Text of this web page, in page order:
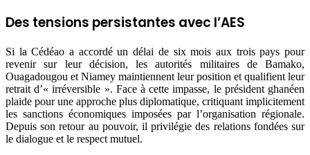
Des tensions persistantes avec l’AES
Si la Cédéao a accordé un délai de six mois aux trois pays pour
revenir sur leur décision, les autorités militaires de Bamako,
Ouagadougou et Niamey maintiennent leur position et qualifient leur
retrait d’« irréversible ». Face à cette impasse, le président ghanéen
plaide pour une approche plus diplomatique, critiquant implicitement
les sanctions économiques imposées par l’organisation régionale.
Depuis son retour au pouvoir, il privilégie des relations fondées sur
le dialogue et le respect mutuel.